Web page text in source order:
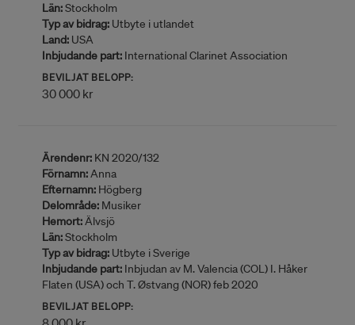
Län:Stockholm
Typ av bidrag: Utbyte i utlandet
Land: USA
Inbjudande part: International Clarinet Association
BEVILJAT BELOPP:
30 000 kr
Ärendenr: KN 2020/132
Förnamn:Anna
Efternamn: Högberg
Delområde: Musiker
Hemort:Älvsjö
Län:Stockholm
Typ av bidrag: Utbyte i Sverige
Inbjudande part: Inbjudan av M. Valencia (COL) I. Håker
Flaten (USA) och T. Østvang (NOR) feb 2020
BEVILJAT BELOPP: